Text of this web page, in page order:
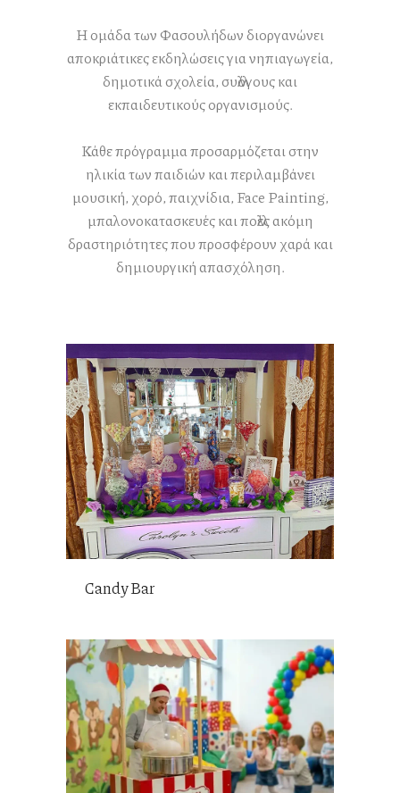
Η ομάδα των Φασουλήδων διοργανώνει
αποκριάτικες εκδηλώσεις για νηπιαγωγεία,
δημοτικά σχολεία, συλλόγους και
εκπαιδευτικούς οργανισμούς.
Κάθε πρόγραμμα προσαρμόζεται στην
ηλικία των παιδιών και περιλαμβάνει
μουσική, χορό, παιχνίδια, Face Painting,
μπαλονοκατασκευές και πολλές ακόμη
δραστηριότητες που προσφέρουν χαρά και
δημιουργική απασχόληση.
Candy Bar